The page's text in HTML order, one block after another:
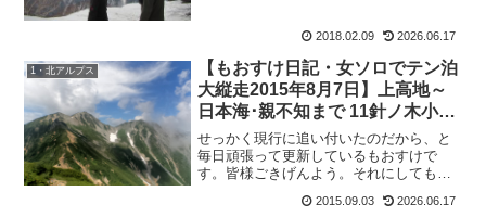
お休みが楽しみです。2017年4月 黒部縦
断を応援に爺ヶ岳へ...
2018.02.09 2026.06.17
1・北アルプス
【もおすけ日記・女ソロでテン泊
大縦走2015年8月7日】上高地～
日本海･親不知まで 11針ノ木小屋
の夜＆持参したタオルはこれだけ
です
せっかく現行に追い付いたのだから、と
毎日頑張って更新しているもおすけで
す。皆様ごきげんよう。それにしても、
それなりに大変な山行してきたんだから
2015.09.03 2026.06.17